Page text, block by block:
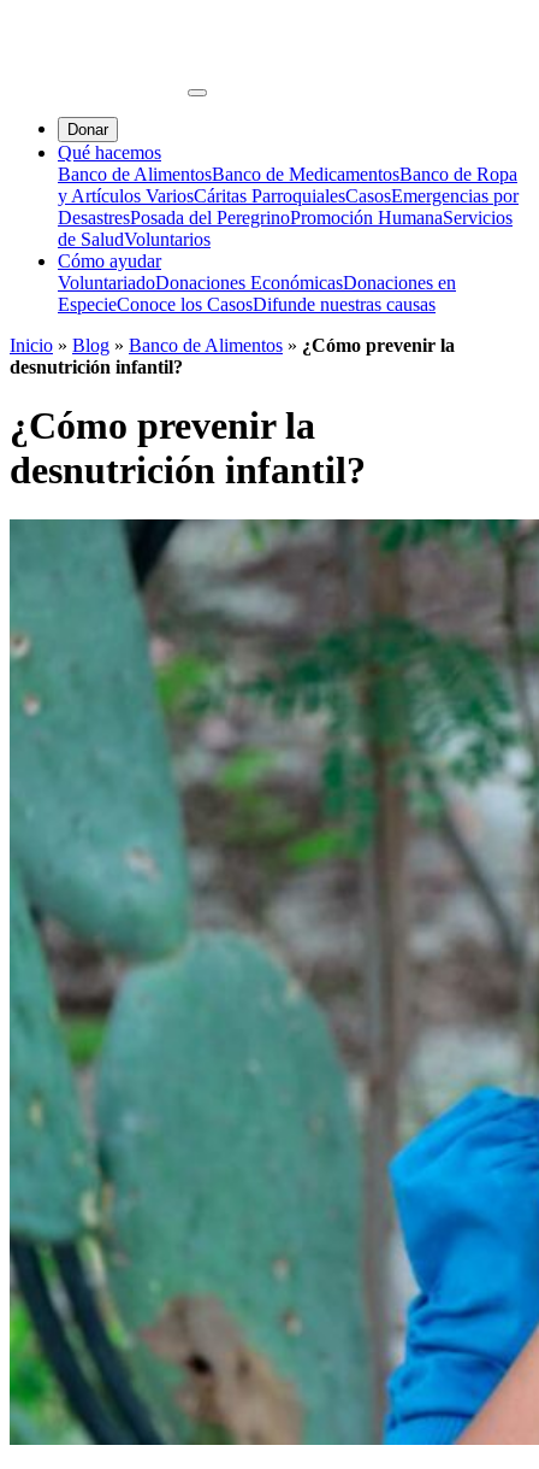
Donar
Qué hacemos
Banco de AlimentosBanco de MedicamentosBanco de Ropa
y Artículos VariosCáritas ParroquialesCasosEmergencias por
DesastresPosada del PeregrinoPromoción HumanaServicios
de SaludVoluntarios
Cómo ayudar
VoluntariadoDonaciones EconómicasDonaciones en
EspecieConoce los CasosDifunde nuestras causas
Inicio » Blog » Banco de Alimentos » ¿Cómo prevenir la
desnutrición infantil?
¿Cómo prevenir la
desnutrición infantil?